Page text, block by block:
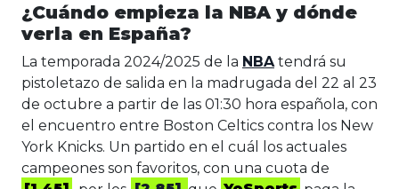
¿Cuándo empieza la NBA y dónde
verla en España?
La temporada 2024/2025 de la NBA tendrá su
pistoletazo de salida en la madrugada del 22 al 23
de octubre a partir de las 01:30 hora española, con
el encuentro entre Boston Celtics contra los New
York Knicks. Un partido en el cuál los actuales
campeones son favoritos, con una cuota de